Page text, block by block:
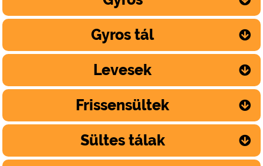
Gyros tál
Levesek
Frissensültek
Sültes tálak